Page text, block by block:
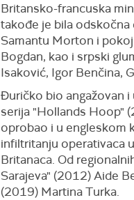
Britansko-francuska
takođe je bila
Samantu Morton i
Bogdan, kao i srpski
Isaković, Igor Benčina,
Ðuričko bio angažovan
serija "Hollands Hoop"
oprobao i u engleskom
infiltritanju operativaca
Britanaca. Od
Sarajeva" (2012) Aide
(2019) Martina Turka.